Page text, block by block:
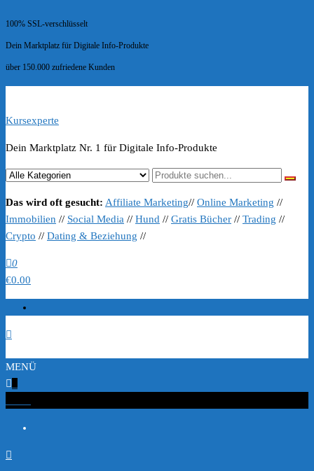
100% SSL-verschlüsselt
Dein Marktplatz für Digitale Info-Produkte
über 150.000 zufriedene Kunden
Kursexperte
Dein Marktplatz Nr. 1 für Digitale Info-Produkte
Das wird oft gesucht: Affiliate Marketing// Online Marketing //
Immobilien // Social Media // Hund // Gratis Bücher // Trading //
Crypto // Dating & Beziehung //
0
€0.00
MENÜ